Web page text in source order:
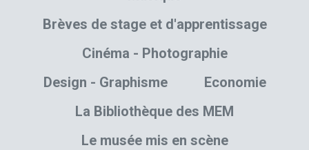
Brèves de stage et d'apprentissage
Cinéma - Photographie
Design - Graphisme
Economie
La Bibliothèque des MEM
Le musée mis en scène